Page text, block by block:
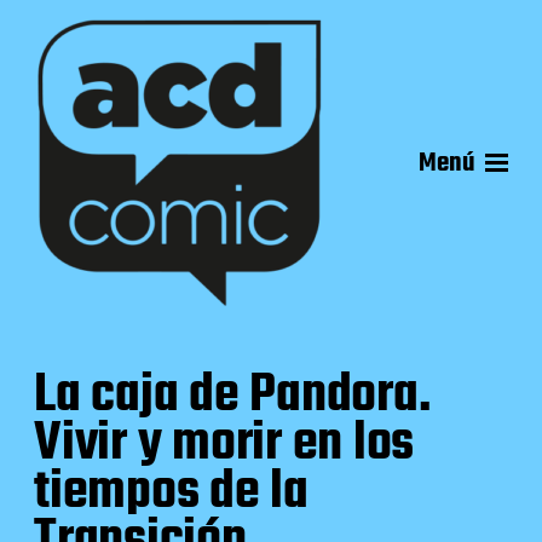
Menú
La caja de Pandora.
Vivir y morir en los
tiempos de la